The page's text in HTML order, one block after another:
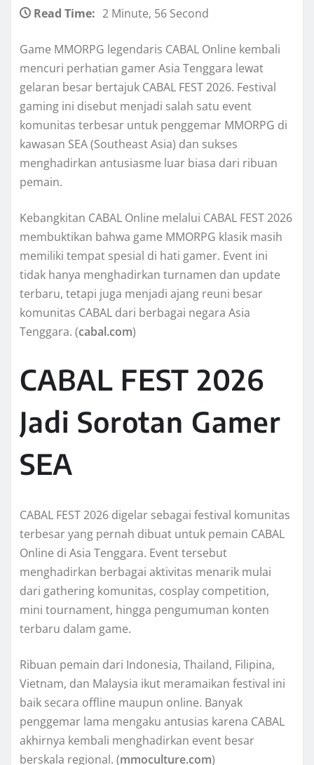
Read Time: 2 Minute, 56 Second
Game MMORPG legendaris CABAL Online kembali
mencuri perhatian gamer Asia Tenggara lewat
gelaran besar bertajuk CABAL FEST 2026. Festival
gaming ini disebut menjadi salah satu event
komunitas terbesar untuk penggemar MMORPG di
kawasan SEA (Southeast Asia) dan sukses
menghadirkan antusiasme luar biasa dari ribuan
pemain.
Kebangkitan CABAL Online melalui CABAL FEST 2026
membuktikan bahwa game MMORPG klasik masih
memiliki tempat spesial di hati gamer. Event ini
tidak hanya menghadirkan turnamen dan update
terbaru, tetapi juga menjadi ajang reuni besar
komunitas CABAL dari berbagai negara Asia
Tenggara. (cabal.com)
CABAL FEST 2026
Jadi Sorotan Gamer
SEA
CABAL FEST 2026 digelar sebagai festival komunitas
terbesar yang pernah dibuat untuk pemain CABAL
Online di Asia Tenggara. Event tersebut
menghadirkan berbagai aktivitas menarik mulai
dari gathering komunitas, cosplay competition,
mini tournament, hingga pengumuman konten
terbaru dalam game.
Ribuan pemain dari Indonesia, Thailand, Filipina,
Vietnam, dan Malaysia ikut meramaikan festival ini
baik secara offline maupun online. Banyak
penggemar lama mengaku antusias karena CABAL
akhirnya kembali menghadirkan event besar
berskala regional. (mmoculture.com)